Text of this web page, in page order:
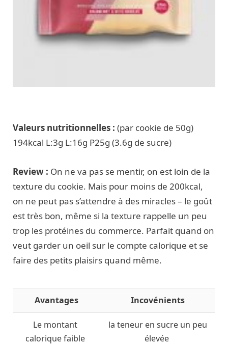
Valeurs nutritionnelles : (par cookie de 50g)
194kcal L:3g L:16g P25g (3.6g de sucre)
Review : On ne va pas se mentir, on est loin de la
texture du cookie. Mais pour moins de 200kcal,
on ne peut pas s’attendre à des miracles – le goût
est très bon, même si la texture rappelle un peu
trop les protéines du commerce. Parfait quand on
veut garder un oeil sur le compte calorique et se
faire des petits plaisirs quand même.
Avantages Incovénients
Le montant
calorique faible
la teneur en sucre un peu
élevée